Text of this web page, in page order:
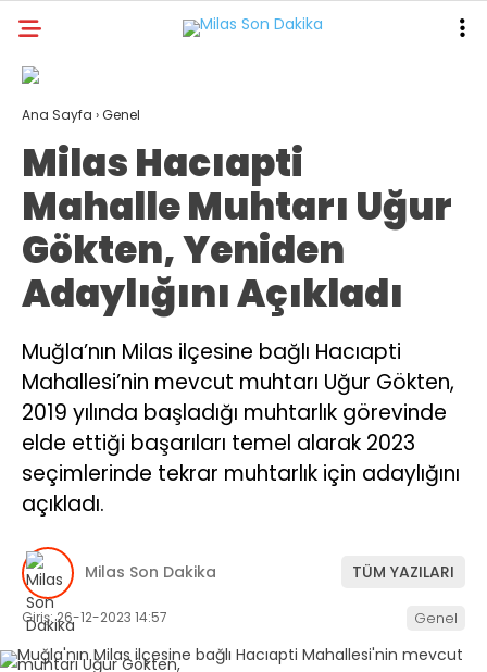
WhatsApp
GALERİ
MILAS
MUĞLA’DAN
ASAYIŞ
GÜNDEM
EKONOMI
SPOR
VEFAT
GENEL
KÜNYE
Ana Sayfa ›Genel
Milas Hacıapti
Mahalle Muhtarı Uğur
Gökten, Yeniden
Adaylığını Açıkladı
Muğla’nın Milas ilçesine bağlı Hacıapti
Mahallesi’nin mevcut muhtarı Uğur Gökten,
2019 yılında başladığı muhtarlık görevinde
elde ettiği başarıları temel alarak 2023
seçimlerinde tekrar muhtarlık için adaylığını
açıkladı.
Milas Son Dakika TÜM YAZILARI
Giriş: 26-12-2023 14:57 Genel